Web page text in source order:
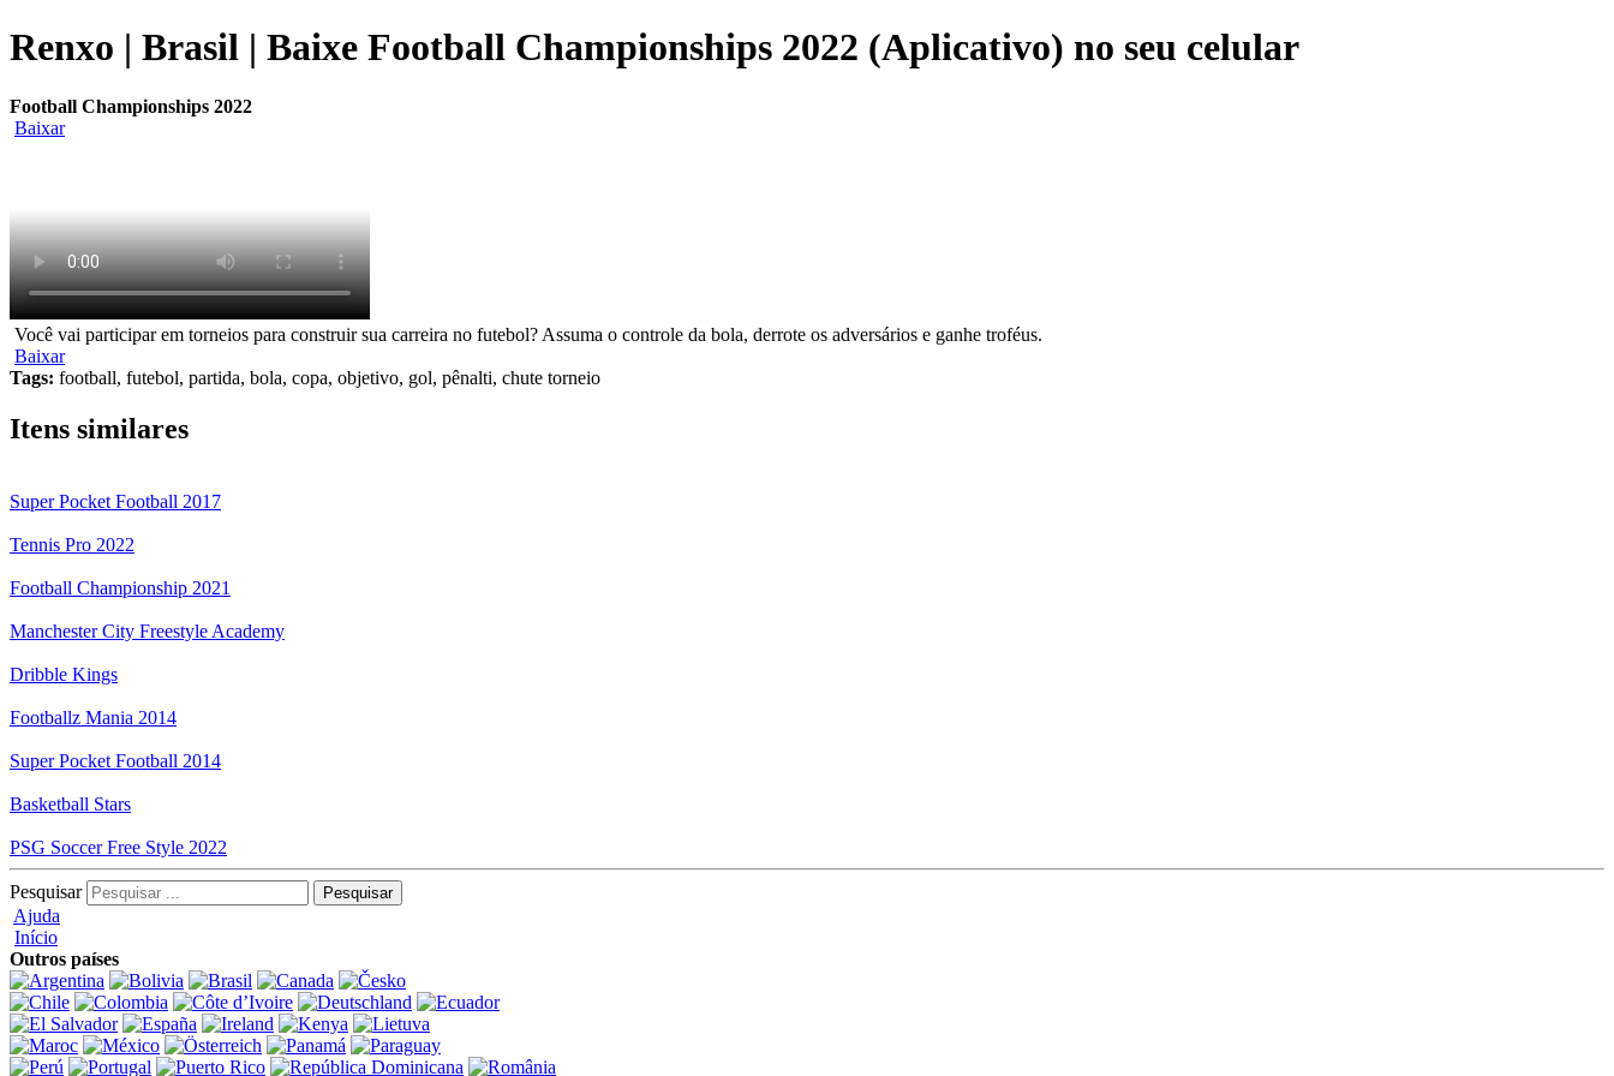
Renxo | Brasil | Baixe Football Championships 2022 (Aplicativo) no seu celular
Football Championships 2022
Baixar
Você vai participar em torneios para construir sua carreira no futebol? Assuma o controle da bola, derrote os adversários e ganhe troféus.
Baixar
Tags: football, futebol, partida, bola, copa, objetivo, gol, pênalti, chute torneio
Itens similares
Super Pocket Football 2017
Tennis Pro 2022
Football Championship 2021
Manchester City Freestyle Academy
Dribble Kings
Footballz Mania 2014
Super Pocket Football 2014
Basketball Stars
PSG Soccer Free Style 2022
Pesquisar
Ajuda
Início
Outros países